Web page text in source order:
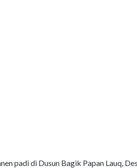
padi di Dusun Bagik Papan Lauq,